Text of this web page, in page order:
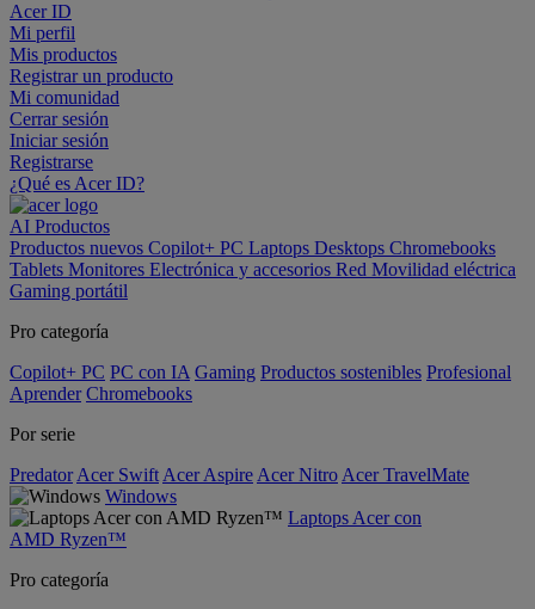
Acer ID
Mi perfil
Mis productos
Registrar un producto
Mi comunidad
Cerrar sesión
Iniciar sesión
Registrarse
¿Qué es Acer ID?
AI Productos
Productos nuevos Copilot+ PC Laptops Desktops Chromebooks
Tablets Monitores Electrónica y accesorios Red Movilidad eléctrica
Gaming portátil
Pro categoría
Copilot+ PC PC con IA Gaming Productos sostenibles Profesional
Aprender Chromebooks
Por serie
Predator Acer Swift Acer Aspire Acer Nitro Acer TravelMate
Windows
Laptops Acer con
AMD Ryzen™
Pro categoría